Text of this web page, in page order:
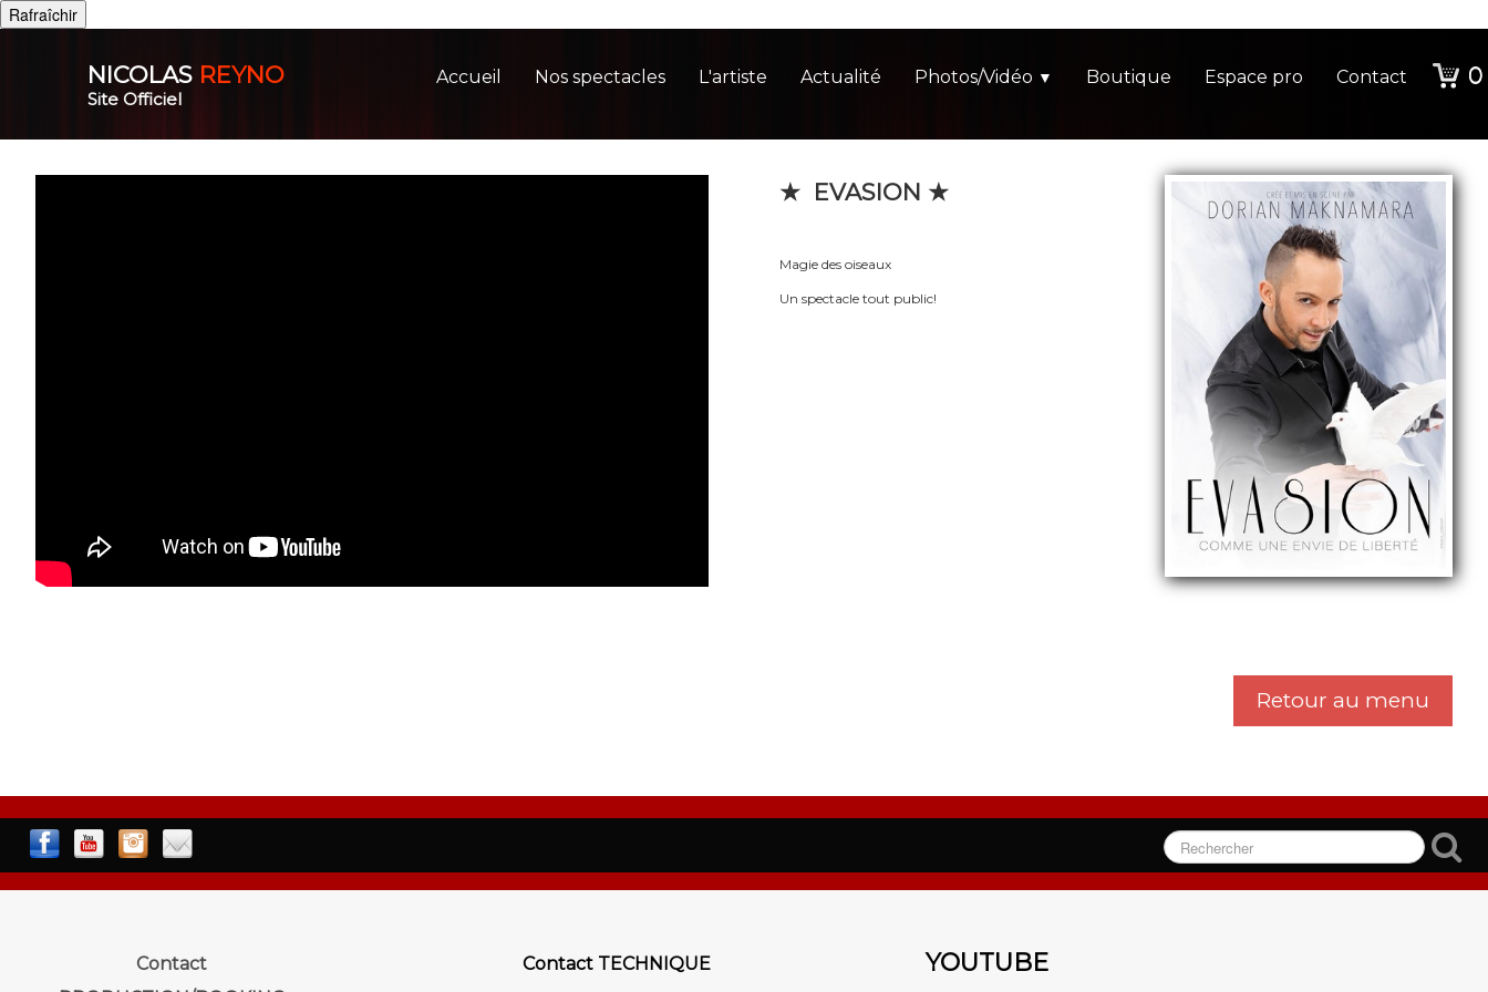
NICOLAS REYNO
Site Officiel
Accueil Nos spectacles L'artiste Actualité Photos/Vidéo ▼ Boutique Espace pro Contact 0
★ EVASION ★
Magie des oiseaux
Un spectacle tout public!
Retour au menu
Contact
Contact TECHNIQUE YOUTUBE